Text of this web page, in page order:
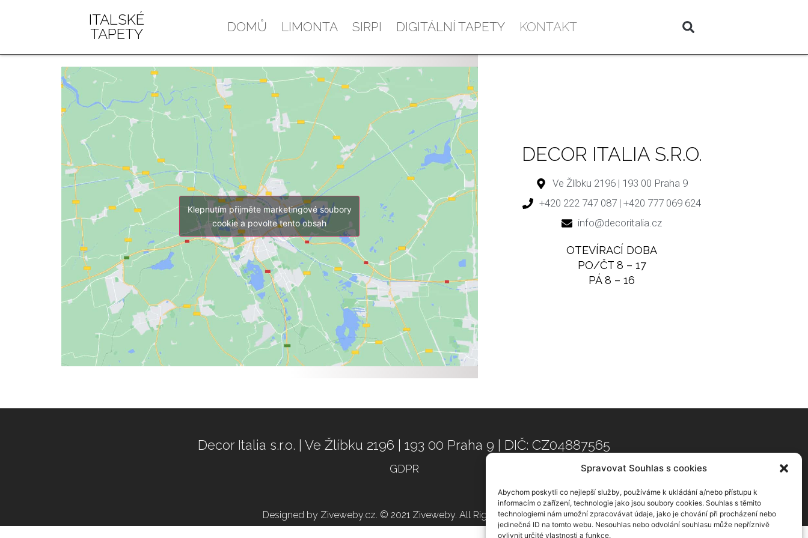
Spravovat Souhlas s cookies
Abychom poskytli co nejlepší služby, používáme k ukládání a/nebo přístupu k
informacím o zařízení, technologie jako jsou soubory cookies. Souhlas s těmito
technologiemi nám umožní zpracovávat údaje, jako je chování při procházení nebo
jedinečná ID na tomto webu. Nesouhlas nebo odvolání souhlasu může nepříznivě
ovlivnit určité vlastnosti a funkce.
ITALSKÉ
TAPETY
DOMŮ LIMONTA SIRPI DIGITÁLNÍ TAPETY KONTAKT
Klepnutím přijměte marketingové soubory
cookie a povolte tento obsah
DECOR ITALIA S.R.O.
Ve Žlíbku 2196 | 193 00 Praha 9
+420 222 747 087 | +420 777 069 624
info@decoritalia.cz
OTEVÍRACÍ DOBA
PO/ČT 8 – 17
PÁ 8 – 16
Decor Italia s.r.o. | Ve Žlíbku 2196 | 193 00 Praha 9 | DIČ: CZ04887565
GDPR
Designed by Ziveweby.cz. © 2021 Ziveweby. All Rights Reserved.